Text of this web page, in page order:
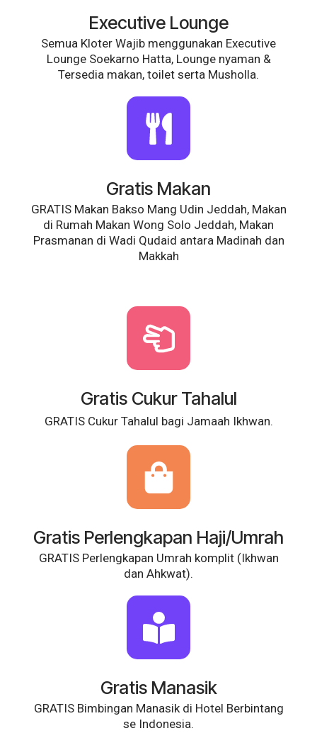
Executive Lounge
Semua Kloter Wajib menggunakan Executive
Lounge Soekarno Hatta, Lounge nyaman &
Tersedia makan, toilet serta Musholla.
Gratis Makan
GRATIS Makan Bakso Mang Udin Jeddah, Makan
di Rumah Makan Wong Solo Jeddah, Makan
Prasmanan di Wadi Qudaid antara Madinah dan
Makkah
Gratis Cukur Tahalul
GRATIS Cukur Tahalul bagi Jamaah Ikhwan.
Gratis Perlengkapan Haji/Umrah
GRATIS Perlengkapan Umrah komplit (Ikhwan
dan Ahkwat).
Gratis Manasik
GRATIS Bimbingan Manasik di Hotel Berbintang
se Indonesia.